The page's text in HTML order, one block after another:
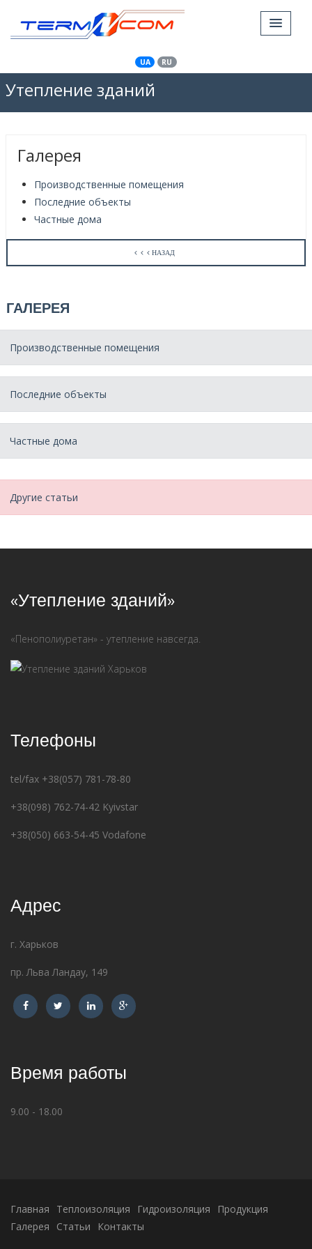
UA RU
Утепление зданий
ГАЛЕРЕЯ
Производственные помещения
Последние объекты
Частные дома
Другие статьи
Галерея
Производственные помещения
Последние объекты
Частные дома
НАЗАД
«Утепление зданий»
«Пенополиуретан» - утепление навсегда.
Телефоны
tel/fax +38(057) 781-78-80
+38(098) 762-74-42 Kyivstar
+38(050) 663-54-45 Vodafone
Адрес
г. Харьков
пр. Льва Ландау, 149
Время работы
9.00 - 18.00
Главная Теплоизоляция Гидроизоляция
Продукция
Галерея
Статьи Контакты